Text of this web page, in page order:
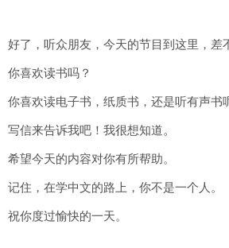
好了，听众朋友，今天的节目到这里，差
你喜欢读书吗？
你喜欢读电子书，纸质书，还是听有声书
写信来告诉我吧！我很想知道。
希望今天的内容对你有所帮助。
记住，在学中文的路上，你不是一个人。
祝你度过愉快的一天。